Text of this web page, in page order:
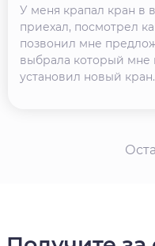
У меня крапал кран в
приехал, посмотрел
позвонил мне
выбрала который мне
установил новый кран.